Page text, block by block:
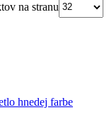
na stranu